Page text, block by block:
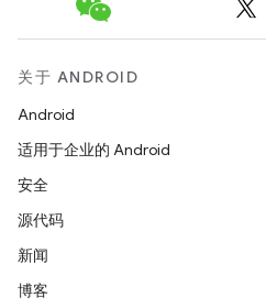
关于 ANDROID
Android
适用于企业的 Android
安全
源代码
新闻
博客